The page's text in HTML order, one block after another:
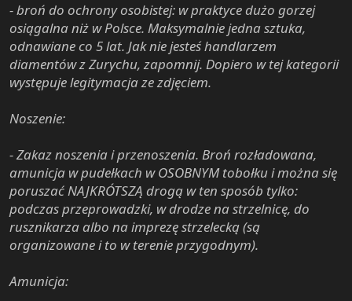
- broń do ochrony osobistej: w praktyce dużo gorzej
osiągalna niż w Polsce. Maksymalnie jedna sztuka,
odnawiane co 5 lat. Jak nie jesteś handlarzem
diamentów z Zurychu, zapomnij. Dopiero w tej kategorii
występuje legitymacja ze zdjęciem.
Noszenie:
- Zakaz noszenia i przenoszenia. Broń rozładowana,
amunicja w pudełkach w OSOBNYM tobołku i można się
poruszać NAJKRÓTSZĄ drogą w ten sposób tylko:
podczas przeprowadzki, w drodze na strzelnicę, do
rusznikarza albo na imprezę strzelecką (są
organizowane i to w terenie przygodnym).
Amunicja: